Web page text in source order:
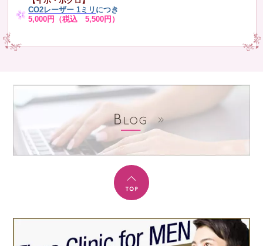
CO2レーザー 1ミリ につき
5,000円（税込 5,500円）